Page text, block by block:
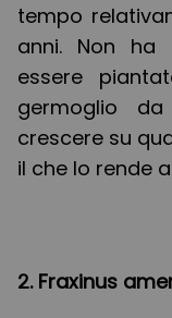
tempo
anni. Non ha
essere
germoglio
crescere su
il che lo rende
2. Fraxinus